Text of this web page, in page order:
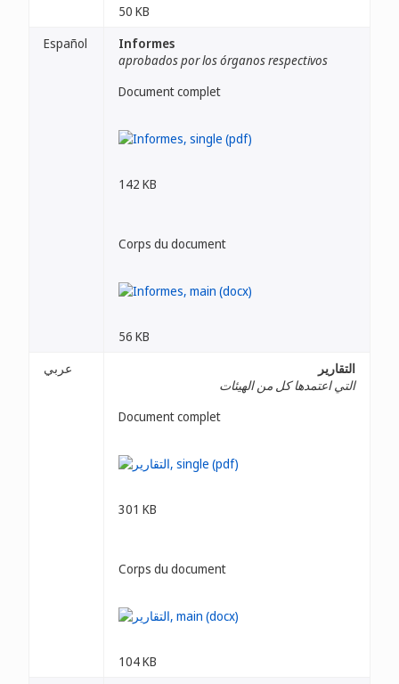
50 KB
Español
Informes
aprobados por los órganos respectivos
Document complet
142 KB
Corps du document
56 KB
عربي
التقارير
التي اعتمدها كل من الهيئات
Document complet
301 KB
Corps du document
104 KB